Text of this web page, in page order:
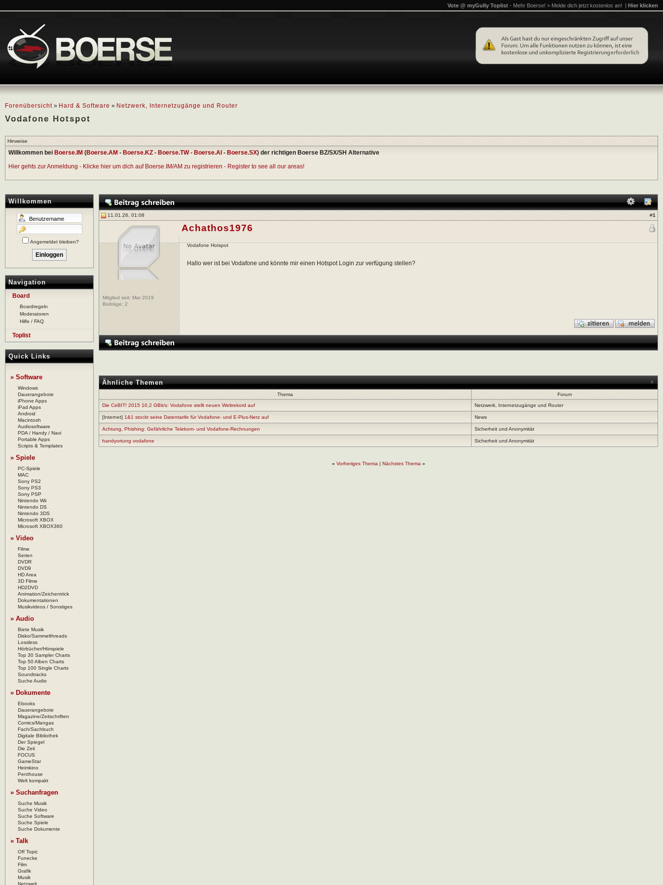
Forenübersicht » Hard & Software » Netzwerk, Internetzugänge und Router
Vodafone Hotspot
Vote @ myGully Toplist - Mehr Boerse! > Melde dich jetzt kostenlos an! | Hier klicken
Hinweise
Willkommen bei Boerse.IM (Boerse.AM - Boerse.KZ - Boerse.TW- Boerse.AI - Boerse.SX) der richtigen Boerse BZ/SX/SH Alternative
Hier gehts zur Anmeldung - Klicke hier um dich auf Boerse.IM/AM zu registrieren - Register to see all our areas!
Willkommen
Angemeldet bleiben?
Navigation
Board
Boardregeln
Moderatoren
Hilfe / FAQ
Toplist
Quick Links
» Software
Windows
Dauerangebote
iPhone Apps
iPad Apps
Android
Macintosh
Audiosoftware
PDA / Handy / Navi
Portable Apps
Scripts & Templates
» Spiele
PC-Spiele
MAC
Sony PS2
Sony PS3
Sony PSP
Nintendo Wii
Nintendo DS
Nintendo 3DS
Microsoft XBOX
Microsoft XBOX360
» Video
Filme
Serien
DVDR
DVD9
HD Area
3D Filme
HD2DVD
Animation/Zeichentrick
Dokumentationen
Musikvideos / Sonstiges
» Audio
Biete Musik
Disko/Sammelthreads
Lossless
Hörbücher/Hörspiele
Top 30 Sampler Charts
Top 50 Alben Charts
Top 100 Single Charts
Soundtracks
Suche Audio
» Dokumente
Ebooks
Dauerangebote
Magazine/Zeitschriften
Comics/Mangas
Fach/Sachbuch
Digitale Bibliothek
Der Spiegel
Die Zeit
FOCUS
GameStar
Heimkino
Penthouse
Welt kompakt
» Suchanfragen
Suche Musik
Suche Video
Suche Software
Suche Spiele
Suche Dokumente
» Talk
Off Topic
Funecke
Film
Grafik
Musik
11.01.26, 01:08 #1
Mitglied seit: Mar 2019
Beiträge: 2
Achathos1976
Vodafone Hotspot
Hallo wer ist bei Vodafone und könnte mir einen Hotspot Login zur verfügung stellen?
Ähnliche Themen
Thema
Forum
Die CeBIT! 2015 10,2 GBit/s: Vodafone stellt neuen Weltrekord auf
Netzwerk, Internetzugänge und Router
[Internet] 1&1 stockt seine Datentarife für Vodafone- und E-Plus-Netz auf News
Achtung, Phishing: Gefährliche Telekom- und Vodafone-Rechnungen Sicherheit und Anonymität
handyortung vodafone Sicherheit und Anonymität
« Vorheriges Thema| Nächstes Thema »